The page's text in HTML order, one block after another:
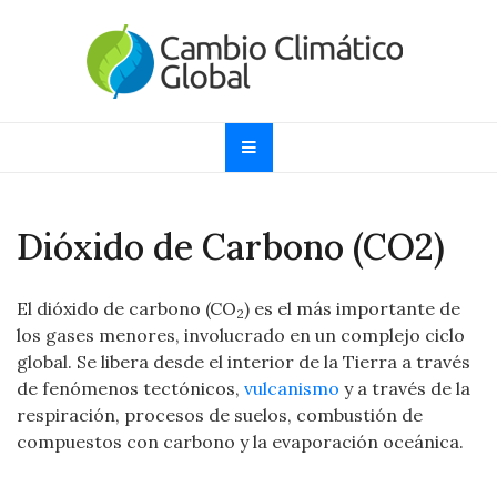
Cambio Climático
Global
Climático y Efecto Invernadero desde 1997
Dióxido de Carbono (CO2)
El dióxido de carbono (CO2) es el más importante de
los gases menores, involucrado en un complejo ciclo
global. Se libera desde el interior de la Tierra a través
de fenómenos tectónicos, vulcanismo y a través de la
respiración, procesos de suelos, combustión de
compuestos con carbono y la evaporación oceánica.